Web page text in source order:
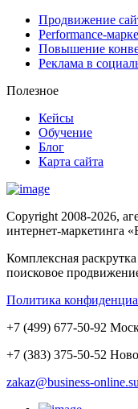
Продвижение
Performance-
Повышение
Реклама в
Полезное
Кейсы
Обучение
Блог
Карта сайта
Copyright 2008-2026,
интернет-маркетинга
Комплексная
поисковое
Политика
+7 (499) 677-50-92
+7 (383) 375-50-52
zakaz@business-online.su